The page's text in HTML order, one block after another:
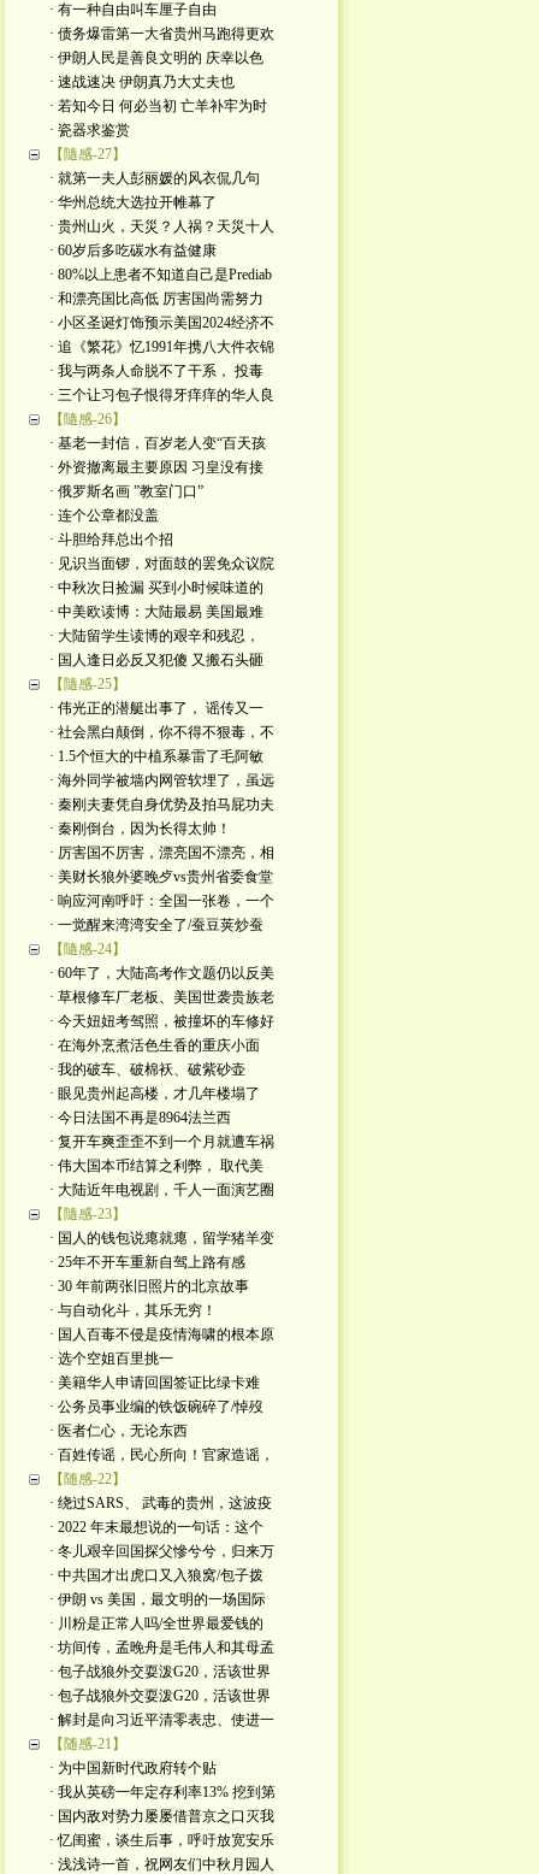
· 有一种自由叫车厘子自由
· 债务爆雷第一大省贵州马跑得更欢
· 伊朗人民是善良文明的 庆幸以色
· 速战速决 伊朗真乃大丈夫也
· 若知今日 何必当初 亡羊补牢为时
· 瓷器求鉴赏
【隨感-27】
· 就第一夫人彭丽媛的风衣侃几句
· 华州总统大选拉开帷幕了
· 贵州山火，天災？人祸？天災十人
· 60岁后多吃碳水有益健康
· 80%以上患者不知道自己是Prediab
· 和漂亮国比高低 厉害国尚需努力
· 小区圣诞灯饰预示美国2024经济不
· 追《繁花》忆1991年携八大件衣锦
· 我与两条人命脱不了干系， 投毒
· 三个让习包子恨得牙痒痒的华人良
【隨感-26】
· 基老一封信，百岁老人变“百天孩
· 外资撤离最主要原因 习皇没有接
· 俄罗斯名画 ”教室门口”
· 连个公章都没盖
· 斗胆给拜总出个招
· 见识当面锣，对面鼓的罢免众议院
· 中秋次日捡漏 买到小时候味道的
· 中美欧读博：大陆最易 美国最难
· 大陆留学生读博的艰辛和残忍，
· 国人逢日必反又犯傻 又搬石头砸
【隨感-25】
· 伟光正的潜艇出事了， 谣传又一
· 社会黑白颠倒，你不得不狠毒，不
· 1.5个恒大的中植系暴雷了毛阿敏
· 海外同学被墙内网管软埋了，虽远
· 秦刚夫妻凭自身优势及拍马屁功夫
· 秦刚倒台，因为长得太帅！
· 厉害国不厉害，漂亮国不漂亮，相
· 美财长狼外婆晚歺vs贵州省委食堂
· 响应河南呼吁：全国一张卷，一个
· 一觉醒来湾湾安全了/蚕豆荚炒蚕
【隨感-24】
· 60年了，大陆高考作文题仍以反美
· 草根修车厂老板、美国世袭贵族老
· 今天妞妞考驾照，被撞坏的车修好
· 在海外烹煮活色生香的重庆小面
· 我的破车、破棉袄、破紫砂壶
· 眼见贵州起高楼，才几年楼塌了
· 今日法国不再是8964法兰西
· 复开车爽歪歪不到一个月就遭车祸
· 伟大国本币结算之利弊， 取代美
· 大陆近年电视剧，千人一面演艺圈
【隨感-23】
· 国人的钱包说瘪就瘪，留学猪羊变
· 25年不开车重新自驾上路有感
· 30 年前两张旧照片的北京故事
· 与自动化斗，其乐无穷！
· 国人百毒不侵是疫情海啸的根本原
· 选个空姐百里挑一
· 美籍华人申请回国签证比绿卡难
· 公务员事业编的铁饭碗碎了/悼歿
· 医者仁心，无论东西
· 百姓传谣，民心所向！官家造谣，
【随感-22】
· 绕过SARS、 武毒的贵州，这波疫
· 2022 年末最想说的一句话：这个
· 冬儿艰辛回国探父慘兮兮，归来万
· 中共国才出虎口又入狼窝/包子拨
· 伊朗 vs 美国，最文明的一场国际
· 川粉是正常人吗/全世界最爱钱的
· 坊间传，孟晚舟是毛伟人和其母孟
· 包子战狼外交耍泼G20，活该世界
· 包子战狼外交耍泼G20，活该世界
· 解封是向习近平清零表忠、使进一
【随感-21】
· 为中国新时代政府转个贴
· 我从英磅一年定存利率13% 挖到第
· 国内敌对势力屡屡借普京之口灭我
· 忆闺蜜，谈生后事，呼吁放宽安乐
· 浅浅诗一首，祝网友们中秋月园人